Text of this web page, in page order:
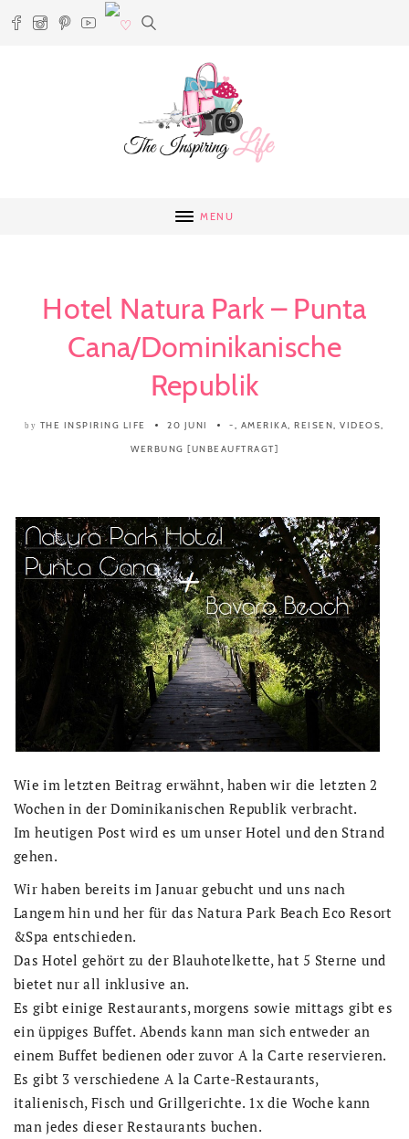
MENU
Hotel Natura Park – Punta
Cana/Dominikanische
Republik
by THE INSPIRING LIFE 20 JUNI -, AMERIKA,REISEN,VIDEOS,
WERBUNG [UNBEAUFTRAGT]
Wie im letzten Beitrag erwähnt, haben wir die letzten 2
Wochen in der Dominikanischen Republik verbracht.
Im heutigen Post wird es um unser Hotel und den Strand
gehen.
Wir haben bereits im Januar gebucht und uns nach
Langem hin und her für das Natura Park Beach Eco Resort
&Spa entschieden.
Das Hotel gehört zu der Blauhotelkette, hat 5 Sterne und
bietet nur all inklusive an.
Es gibt einige Restaurants, morgens sowie mittags gibt es
ein üppiges Buffet. Abends kann man sich entweder an
einem Buffet bedienen oder zuvor A la Carte reservieren.
Es gibt 3 verschiedene A la Carte-Restaurants,
italienisch, Fisch und Grillgerichte. 1x die Woche kann
man jedes dieser Restaurants buchen.